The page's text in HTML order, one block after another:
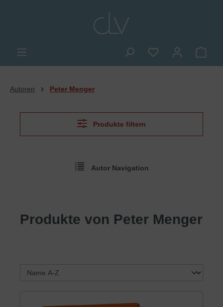
Du hast 0
Autoren Peter Menger
Produkte filtern
Autor Navigation
Produkte von Peter Menger